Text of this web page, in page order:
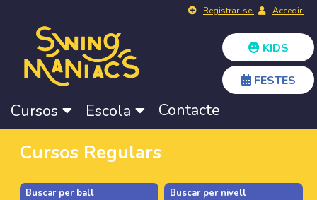
Registrar-se Accedir
KIDS
FESTES
Cursos Escola Contacte
Cursos Regulars
Buscar per ball Buscar per nivell